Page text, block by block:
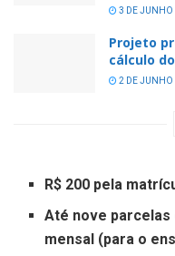
3 DE JUNHO
Projeto
cálculo
2 DE JUNHO
R$ 200 pela
Até nove parcelas
mensal (para o